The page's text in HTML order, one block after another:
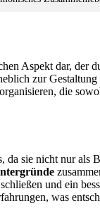
Aspekt dar, der
zur Gestaltung
die
da sie nicht nur als
und ein
was